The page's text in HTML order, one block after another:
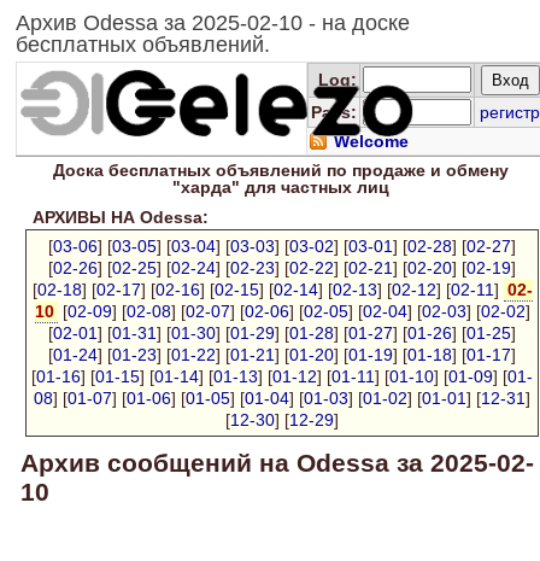
Архив Odessa за 2025-02-10 - на доске
бесплатных объявлений.
Log:
Pass:
регистр
Welcome
Доска бесплатныхобъявлений по продаже и обмену
"харда" для частных лиц
АРХИВЫ НА Odessa:
[03-06] [03-05] [03-04] [03-03] [03-02] [03-01] [02-28] [02-27]
[02-26] [02-25] [02-24] [02-23] [02-22] [02-21] [02-20] [02-19]
[02-18] [02-17] [02-16] [02-15] [02-14] [02-13] [02-12] [02-11] 02-
10 [02-09] [02-08] [02-07] [02-06] [02-05] [02-04] [02-03] [02-02]
[02-01] [01-31] [01-30] [01-29] [01-28] [01-27] [01-26] [01-25]
[01-24] [01-23] [01-22] [01-21] [01-20] [01-19] [01-18] [01-17]
[01-16] [01-15] [01-14] [01-13] [01-12] [01-11] [01-10] [01-09] [01-
08] [01-07] [01-06] [01-05] [01-04] [01-03] [01-02] [01-01] [12-31]
[12-30] [12-29]
Архив сообщений на Odessa за 2025-02-
10